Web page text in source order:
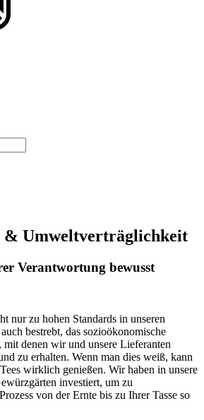
& Umweltverträglichkeit
Verantwortung bewusst
nur zu hohen Standards in unseren
bestrebt, das sozioökonomische
denen wir und unsere Lieferanten
zu erhalten. Wenn man dies weiß, kann
wirklich genießen. Wir haben in unsere
investiert, um zu
von der Ernte bis zu Ihrer Tasse so